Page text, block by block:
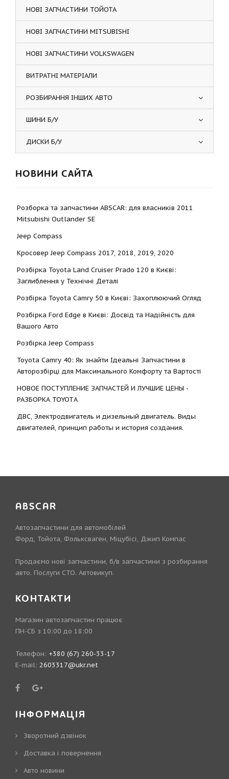
НОВІ ЗАПЧАСТИНИ ТОЙОТА
НОВІ ЗАПЧАСТИНИ MITSUBISHI
НОВІ ЗАПЧАСТИНИ VOLKSWAGEN
ВИТРАТНІ МАТЕРІАЛИ
РОЗБИРАННЯ ІНШИХ АВТО
ШИНИ Б/У
ДИСКИ Б/У
НОВИНИ САЙТА
Розборка та запчастини ABSCAR: для власників 2011
Mitsubishi Outlander SE
Jeep Compass
Кросовер Jeep Compass 2017, 2018, 2019, 2020
Розбірка Toyota Land Cruiser Prado 120 в Києві:
Заглиблення у Технічні Деталі
Розбірка Toyota Camry 50 в Києві: Захоплюючий Огляд
Розбірка Ford Edge в Києві: Досвід та Надійність для
Вашого Авто
Розбірка Jeep Compass
Toyota Camry 40: Як знайти Ідеальні Запчастини в
Авторозбірці для Максимального Комфорту та Вартості
НОВОЕ ПОСТУПЛЕНИЕ ЗАПЧАСТЕЙ И ЛУЧШИЕ ЦЕНЫ -
РАЗБОРКА TOYOTА
ДВС, Электродвигатель и дизельный двигатель. Виды
двигателей, принцип работы и история создания.
ABSCAR
Автозапчастини для автомобілей
Форд, Тойота, Фольксваген, Міцубісі, Джип Компас
Продаємо нові запчастини, б/в запчастини з розбирання
авто. Послуги СТО. Автовикуп.
КОНТАКТИ
Магазин автозапчастин працює
ПН-СБ з 10:00 до 18:00
Телефон: +380 (67) 260-33-17
E-mail: 2603317@ukr.net
ІНФОРМАЦІЯ
Зворотний дзвінок
Доставка і повернення
Авто новини